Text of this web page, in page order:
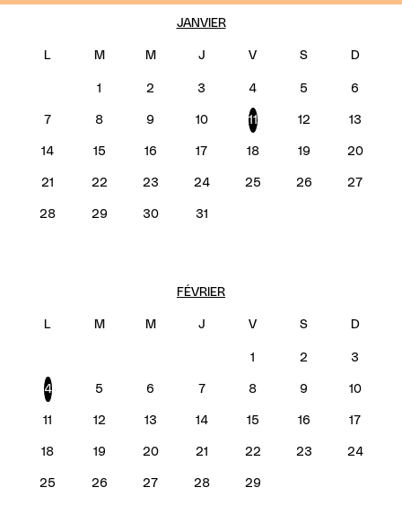
JANVIER
1 2 3 4 5 6
7 8 9 10 11 12 13
14 15 16 17 18 19 20
21 22 23 24 25 26 27
28 29 30 31
FÉVRIER
1 2 3
4 5 6 7 8 9 10
11 12 13 14 15 16 17
18 19 20 21 22 23 24
25 26 27 28 29